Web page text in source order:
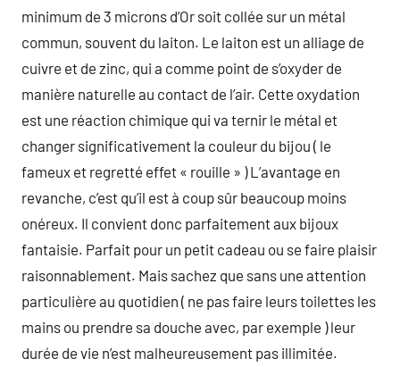
minimum de 3 microns d’Or soit collée sur un métal
commun, souvent du laiton. Le laiton est un alliage de
cuivre et de zinc, qui a comme point de s’oxyder de
manière naturelle au contact de l’air. Cette oxydation
est une réaction chimique qui va ternir le métal et
changer significativement la couleur du bijou ( le
fameux et regretté effet « rouille » ) L’avantage en
revanche, c’est qu’il est à coup sûr beaucoup moins
onéreux. Il convient donc parfaitement aux bijoux
fantaisie. Parfait pour un petit cadeau ou se faire plaisir
raisonnablement. Mais sachez que sans une attention
particulière au quotidien ( ne pas faire leurs toilettes les
mains ou prendre sa douche avec, par exemple ) leur
durée de vie n’est malheureusement pas illimitée.